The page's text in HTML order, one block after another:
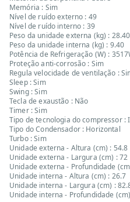
Memória : Sim
Nível de ruído externo : 49
Nível de ruído interno : 39
Peso da unidade externa (kg) : 28.40
Peso da unidade interna (kg) : 9.40
Potência de Refrigeração (W) :
Proteção anti-corrosão : Sim
Regula velocidade de ventilação :
Sleep : Sim
Swing : Sim
Tecla de exaustão : Não
Timer : Sim
Tipo de tecnologia do compressor :
Tipo do Condensador : Horizontal
Turbo : Sim
Unidade externa - Altura (cm) : 54.8
Unidade externa - Largura (cm) : 72
Unidade externa - Profundidade
Unidade interna - Altura (cm) : 26.7
Unidade interna - Largura (cm) :
Unidade interna - Profundidade